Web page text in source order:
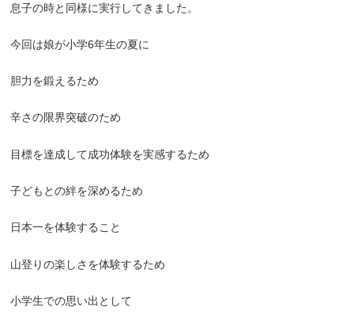
息子の時と同様に実行してきました。
今回は娘が小学6年生の夏に
胆力を鍛えるため
辛さの限界突破のため
目標を達成して成功体験を実感するため
子どもとの絆を深めるため
日本一を体験すること
山登りの楽しさを体験するため
小学生での思い出として